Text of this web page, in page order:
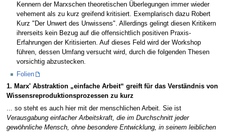
Kennern der Marxschen theoretischen Überlegungen immer wieder
vehement als zu kurz greifend kritisiert. Exemplarisch dazu Robert
Kurz "Der Unwert des Unwissens". Allerdings gelingt diesen Kritikern
ihrerseits kein Bezug auf die offensichtlich positiven Praxis-
Erfahrungen der Kritisierten. Auf dieses Feld wird der Workshop
führen, dessen Umfang versucht wird, durch die folgenden Thesen
vorsichtig abzustecken.
Folien
1. Marx' Abstraktion „einfache Arbeit“ greift für das Verständnis von
Wissensreproduktionsprozessen zu kurz
... so steht es auch hier mit der menschlichen Arbeit. Sie ist
Verausgabung einfacher Arbeitskraft, die im Durchschnitt jeder
gewöhnliche Mensch, ohne besondere Entwicklung, in seinem leiblichen